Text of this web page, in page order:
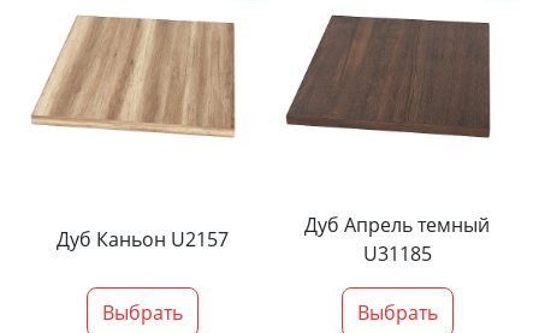
Дуб Каньон U2157
Выбрать
Дуб Апрель темный
U31185
Выбрать